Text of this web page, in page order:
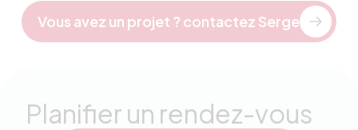
Vous avez un projet ? contactez Serge
Planifier un rendez-vous